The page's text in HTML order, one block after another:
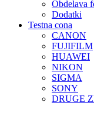
Obdelava
Dodatki
Testna cona
CANON
FUJIFILM
HUAWEI
NIKON
SIGMA
SONY
DRUGE